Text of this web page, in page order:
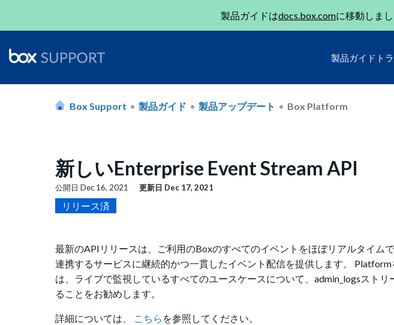
製品ガイドはdocs.box.comに移動しま
製品ガイド ト
Box Support 製品ガイド 製品アップデート Box Platform
新しいEnterprise Event Stream API
公開日 Dec 16, 2021 更新日 Dec 17, 2021
リリース済
最新のAPIリリースは、ご利用のBoxのすべてのイベントをほぼリアルタイム
連携するサービスに継続的かつ一貫したイベント配信を提供します。
は、ライブで監視しているすべてのユースケースについて、admin_logsストリ
ることをお勧めします。
詳細については、 こちら を参照してください。